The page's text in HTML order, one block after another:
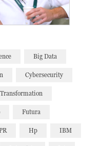
Big Data
Cybersecurity
Futura
Hp IBM